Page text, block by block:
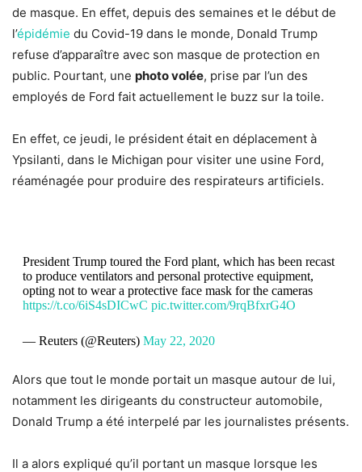
de masque. En effet, depuis des semaines et le début de
l’épidémie du Covid-19 dans le monde, Donald Trump
refuse d’apparaître avec son masque de protection en
public. Pourtant, une photo volée, prise par l’un des
employés de Ford fait actuellement le buzz sur la toile.
En effet, ce jeudi, le président était en déplacement à
Ypsilanti, dans le Michigan pour visiter une usine Ford,
réaménagée pour produire des respirateurs artificiels.
President Trump toured the Ford plant, which has been recast
to produce ventilators and personal protective equipment,
opting not to wear a protective face mask for the cameras
https://t.co/6iS4sDICwC pic.twitter.com/9rqBfxrG4O
— Reuters (@Reuters) May 22, 2020
Alors que tout le monde portait un masque autour de lui,
notamment les dirigeants du constructeur automobile,
Donald Trump a été interpelé par les journalistes présents.
Il a alors expliqué qu’il portant un masque lorsque les